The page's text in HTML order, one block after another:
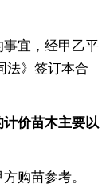
宜，经甲乙平
法》签订本合
价苗木主要以
购苗参考。